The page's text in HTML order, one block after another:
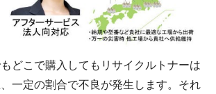
どこで購入してもリサイクルトナーは
一定の割合で不良が発生します。それ